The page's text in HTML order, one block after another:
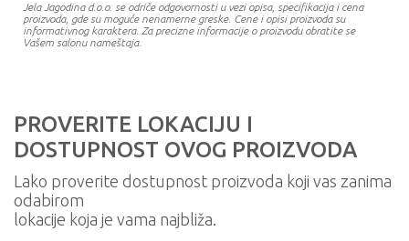
Jela Jagodina d.o.o. se odriče odgovornosti u vezi opisa, specifikacija i cena
proizvoda, gde su moguće nenamerne greske. Cene i opisi proizvoda su
informativnog karaktera. Za precizne informacije o proizvodu obratite se
Vašem salonu nameštaja.
PROVERITE LOKACIJU I
DOSTUPNOST OVOG PROIZVODA
Lako proverite dostupnost proizvoda koji vas zanima
odabirom
lokacije koja je vama najbliža.